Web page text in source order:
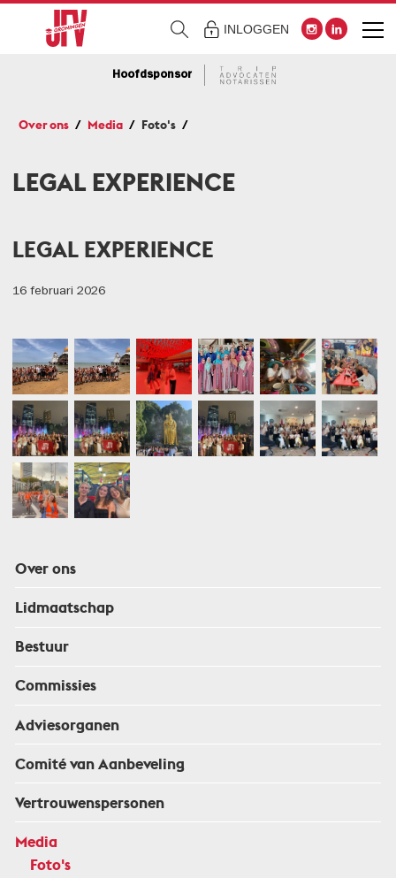
INLOGGEN
Hoofdsponsor
Over ons Media Foto's
Over ons
Lidmaatschap
Bestuur
Commissies
Adviesorganen
Comité van Aanbeveling
Vertrouwenspersonen
Media
Foto's
LEGAL EXPERIENCE
LEGAL EXPERIENCE
16 februari 2026